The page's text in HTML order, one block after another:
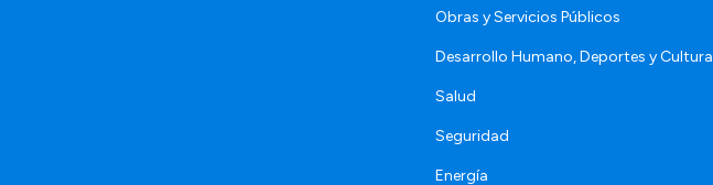
Obras y Servicios Públicos
Desarrollo Humano, Deportes y Cultura
Salud
Seguridad
Energía